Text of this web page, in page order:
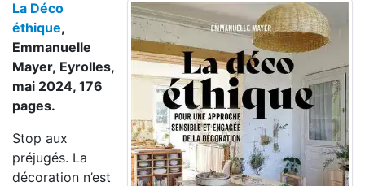
La Déco
éthique,
Emmanuelle
Mayer, Eyrolles,
mai 2024, 176
pages.
Stop aux
préjugés. La
décoration n’est